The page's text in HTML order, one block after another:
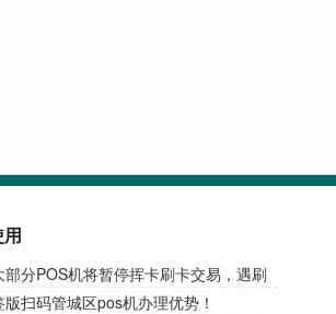
分POS机将暂停挥卡刷卡交易，遇刷
插卡交易！
扫码管城区pos机办理优势！